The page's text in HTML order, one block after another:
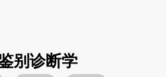
别诊断学